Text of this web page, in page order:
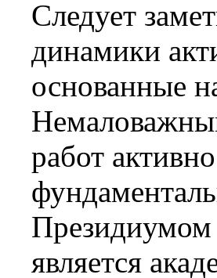
Следует
динамики
основанные
работ
является